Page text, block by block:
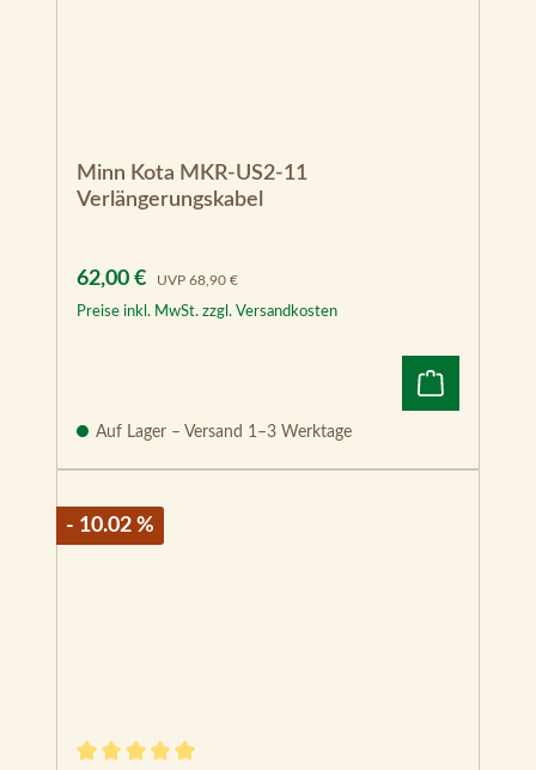
Minn Kota MKR-US2-11
Verlängerungskabel
Verkaufspreis:
62,00 € UVP Regulärer Preis:
68,90 €
Preise inkl. MwSt. zzgl. Versandkosten
Auf Lager – Versand 1–3 Werktage
- 10.02 %